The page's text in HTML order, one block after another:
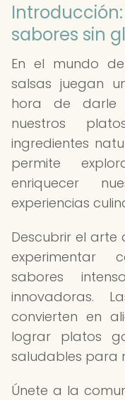
sabores sin
En el mundo
salsas juegan
hora de darle
nuestros
ingredientes
permite
enriquecer
experiencias
Descubrir el arte
experimentar
sabores
innovadoras.
convierten en
lograr platos
saludables para
Únete a la